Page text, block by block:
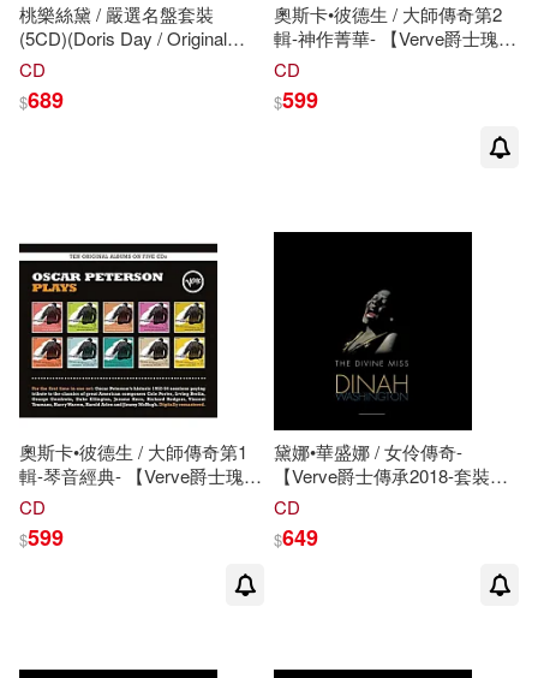
桃樂絲黛 / 嚴選名盤套裝
(5CD)(Doris Day / Original
Album Classics (5CD))
CD
$689
奧斯卡•彼德生 / 大師傳奇第2
輯-神作菁華- 【Verve爵士瑰寶
2018-套裝典藏5CD】(Oscar
CD
$599
奧斯卡•彼德生 / 大師傳奇第1
輯-琴音經典- 【Verve爵士瑰寶
2018-套裝典藏5CD】(Oscar
Plays)
CD
$599
黛娜•華盛娜 / 女伶傳奇-
【Verve爵士傳承2018-套裝典
藏5CD】(Dinah Washington /
CD
$649